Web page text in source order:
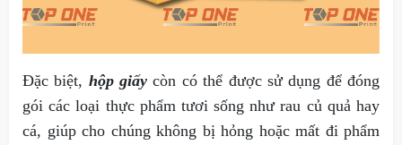
Đặc biệt, hộp giấy còn có thể được sử dụng để đóng
gói các loại thực phẩm tươi sống như rau củ quả hay
cá, giúp cho chúng không bị hỏng hoặc mất đi phẩm